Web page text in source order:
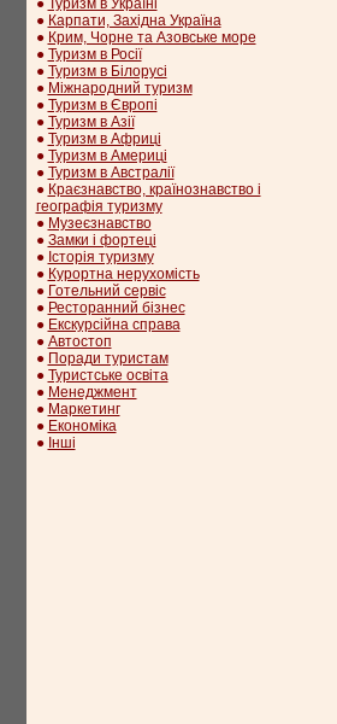
● Туризм в Україні
● Карпати, Західна Україна
● Крим, Чорне та Азовське море
● Туризм в Росії
● Туризм в Білорусі
● Міжнародний туризм
● Туризм в Європі
● Туризм в Азії
● Туризм в Африці
● Туризм в Америці
● Туризм в Австралії
● Краєзнавство, країнознавство і
географія туризму
● Музеєзнавство
● Замки і фортеці
● Історія туризму
● Курортна нерухомість
● Готельний сервіс
● Ресторанний бізнес
● Екскурсійна справа
● Автостоп
● Поради туристам
● Туристське освіта
● Менеджмент
● Маркетинг
● Економіка
● Інші